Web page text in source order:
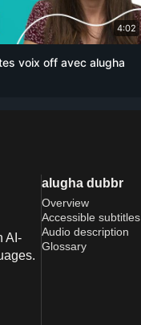
4:02
voix off avec alugha
AI-
alugha dubbr
Overview
Accessible subtitles
Audio description
Glossary